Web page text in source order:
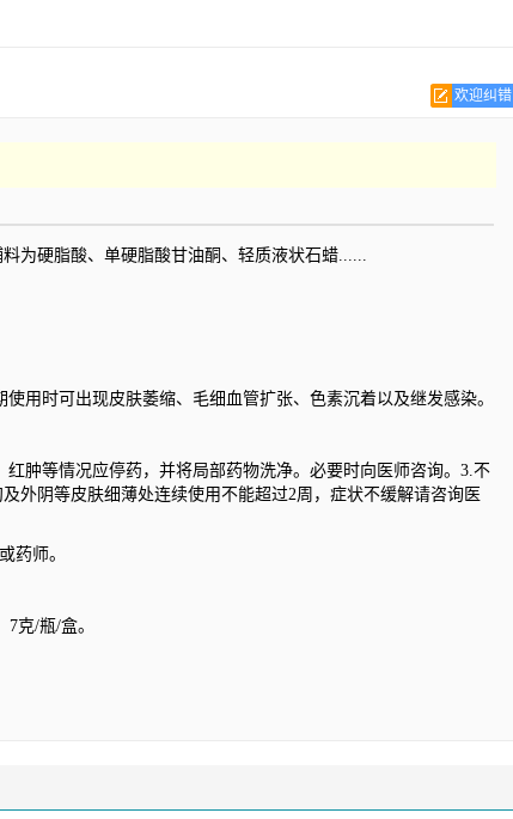
欢迎纠错
为硬脂酸、单硬脂酸甘油酮、轻质液状石蜡......
用时可出现皮肤萎缩、毛细血管扩张、色素沉着以及继发感染。
肿等情况应停药，并将局部药物洗净。必要时向医师咨询。3.不
外阴等皮肤细薄处连续使用不能超过2周，症状不缓解请咨询医
药师。
克/瓶/盒。